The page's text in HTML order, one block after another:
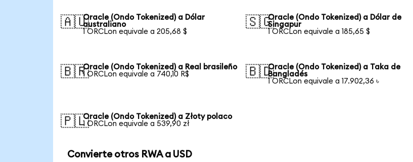
🇦🇺Oracle (Ondo Tokenized) a Dólar
australiano
1 ORCLon equivale a 205,68 $
🇸🇬Oracle (Ondo Tokenized) a Dólar de
Singapur
1 ORCLon equivale a 185,65 $
🇧🇷Oracle (Ondo Tokenized) a Real brasileño
1 ORCLon equivale a 740,10 R$
🇧🇩Oracle (Ondo Tokenized) a Taka de
Bangladés
1 ORCLon equivale a 17.902,36 ৳
🇵🇱Oracle (Ondo Tokenized) a Złoty polaco
1 ORCLon equivale a 539,90 zł
Convierte otros RWA a USD